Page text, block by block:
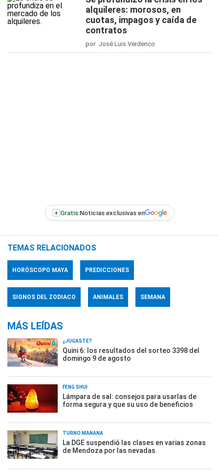
alquileres: morosos, en
cuotas, impagos y caída de
contratos
por José Luis Verderico
+ Gratis:Noticias exclusivas en
TEMAS RELACIONADOS
HORÓSCOPO MAYA PREDICCIONES
SIGNOS DEL ZODIACO ANIMALES SEMANA
MÁS LEÍDAS
¿JUGASTE?
Quini 6: los resultados del sorteo 3398 del
domingo 9 de agosto
FENG SHUI
Lámpara de sal: consejos para usarlas de
forma segura y que su uso de beneficios
TURNO MAÑANA
La DGE suspendió las clases en varias zonas
de Mendoza por las nevadas